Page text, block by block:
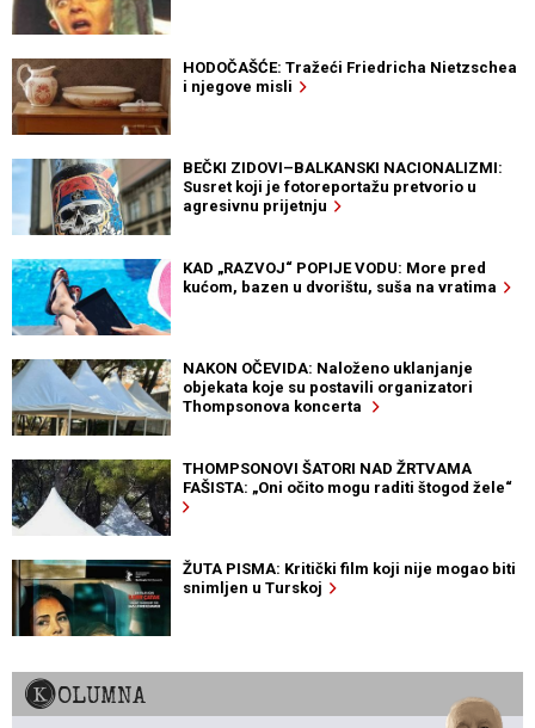
HODOČAŠĆE: Tražeći Friedricha Nietzschea
i njegove misli
BEČKI ZIDOVI–BALKANSKI NACIONALIZMI:
Susret koji je fotoreportažu pretvorio u
agresivnu prijetnju
KAD „RAZVOJ“ POPIJE VODU: More pred
kućom, bazen u dvorištu, suša na vratima
NAKON OČEVIDA: Naloženo uklanjanje
objekata koje su postavili organizatori
Thompsonova koncerta
THOMPSONOVI ŠATORI NAD ŽRTVAMA
FAŠISTA: „Oni očito mogu raditi štogod žele“
ŽUTA PISMA: Kritički film koji nije mogao biti
snimljen u Turskoj
KOLUMNA